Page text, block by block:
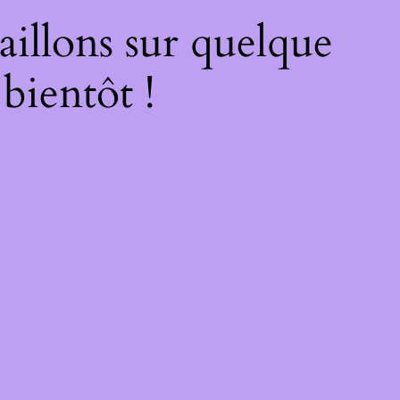
sur quelque
!